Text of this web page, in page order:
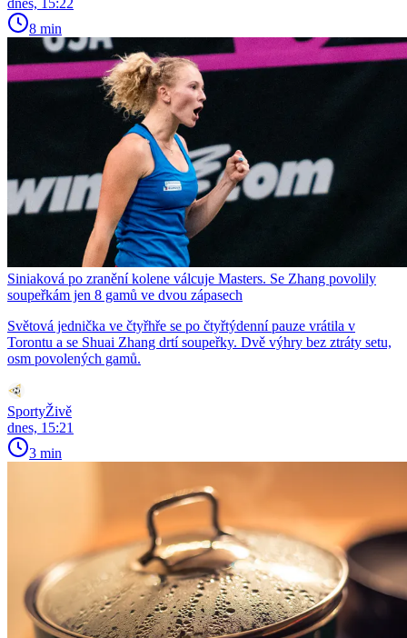
dnes, 15:22
8 min
Siniaková po zranění kolene válcuje Masters. Se Zhang povolily
soupeřkám jen 8 gamů ve dvou zápasech
Světová jednička ve čtyřhře se po čtyřtýdenní pauze vrátila v
Torontu a se Shuai Zhang drtí soupeřky. Dvě výhry bez ztráty setu,
osm povolených gamů.
SportyŽivě
dnes, 15:21
3 min